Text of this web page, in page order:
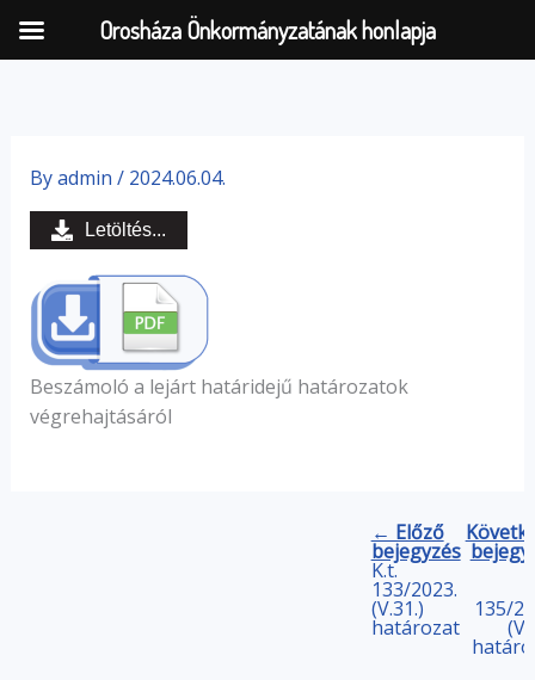
content
Byadmin / 2024.06.04.
Beszámoló a lejárt határidejű határozatok
végrehajtásáról
Letöltés...
← Előző
bejegyzés
K.t.
133/2023.
(V.31.)
határozat
135/
Orosháza Önkormányzatának honlapja